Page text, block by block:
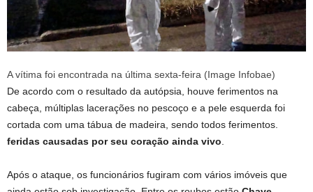
A vítima foi encontrada na última sexta-feira (Image Infobae)
De acordo com o resultado da autópsia, houve ferimentos na
cabeça, múltiplas lacerações no pescoço e a pele esquerda foi
cortada com uma tábua de madeira, sendo todos ferimentos.
feridas causadas por seu coração ainda vivo.
Após o ataque, os funcionários fugiram com vários imóveis que